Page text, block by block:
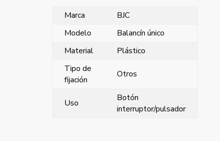
Marca
BJC
Modelo
Balancín único
Material
Plástico
Tipo de
fijación
Otros
Uso
Botón
interruptor/pulsador